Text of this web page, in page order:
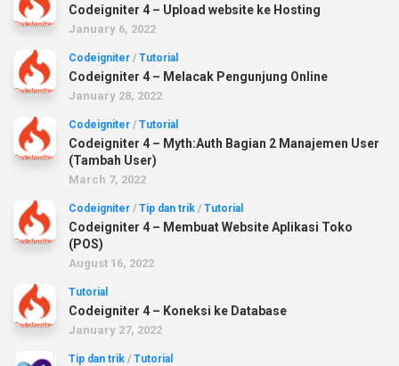
Codeigniter 4 – Upload website ke Hosting
January 6, 2022
Codeigniter / Tutorial
Codeigniter 4 – Melacak Pengunjung Online
January 28, 2022
Codeigniter / Tutorial
Codeigniter 4 – Myth:Auth Bagian 2 Manajemen User
(Tambah User)
March 7, 2022
Codeigniter / Tip dan trik / Tutorial
Codeigniter 4 – Membuat Website Aplikasi Toko
(POS)
August 16, 2022
Tutorial
Codeigniter 4 – Koneksi ke Database
January 27, 2022
Tip dan trik / Tutorial